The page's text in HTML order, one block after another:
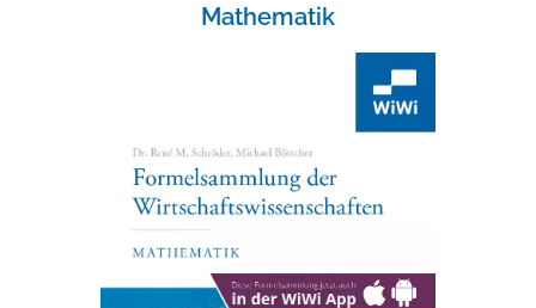
Mathematik